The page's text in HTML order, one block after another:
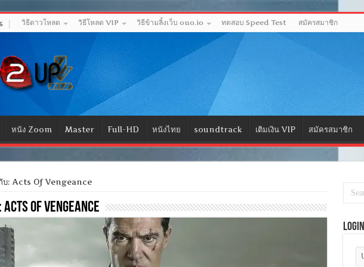
วิธีดาวโหลด วิธีโหลด VIP วิธีข้ามลิ้งเว็บ ouo.io ทดสอบ Speed Test สมัครสมาชิก
หนัง Zoom Master Full-HD หนังไทย soundtrack เติมเงิน VIP สมัครสมาชิก
บ: Acts Of Vengeance
Acts Of Vengeance
Login